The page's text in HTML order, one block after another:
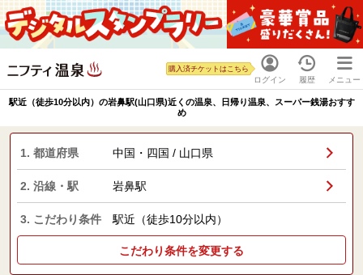
ログイン
購入済チケットはこちら
履歴 メニュー
駅近（徒歩10分以内）の岩鼻駅(山口県)近くの温泉、日帰り温泉、スーパー銭湯おすす
め
1. 都道府県 中国・四国 / 山口県
2. 沿線・駅 岩鼻駅
3. こだわり条件 駅近（徒歩10分以内）
こだわり条件を変更する